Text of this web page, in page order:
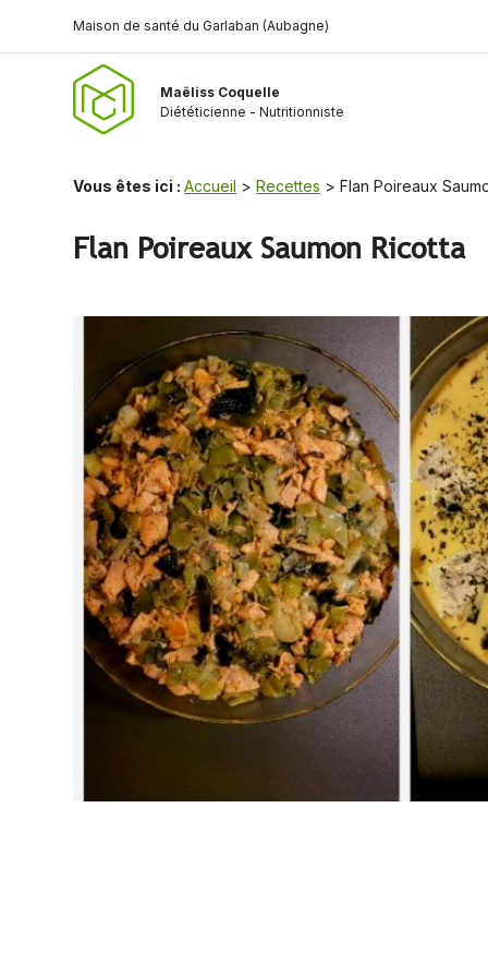
Maison de santé du Garlaban (Aubagne)
Maëliss Coquelle
Diététicienne - Nutritionniste
Vous êtes ici :Accueil >Recettes >Flan Poireaux
Flan Poireaux Saumon Ricotta